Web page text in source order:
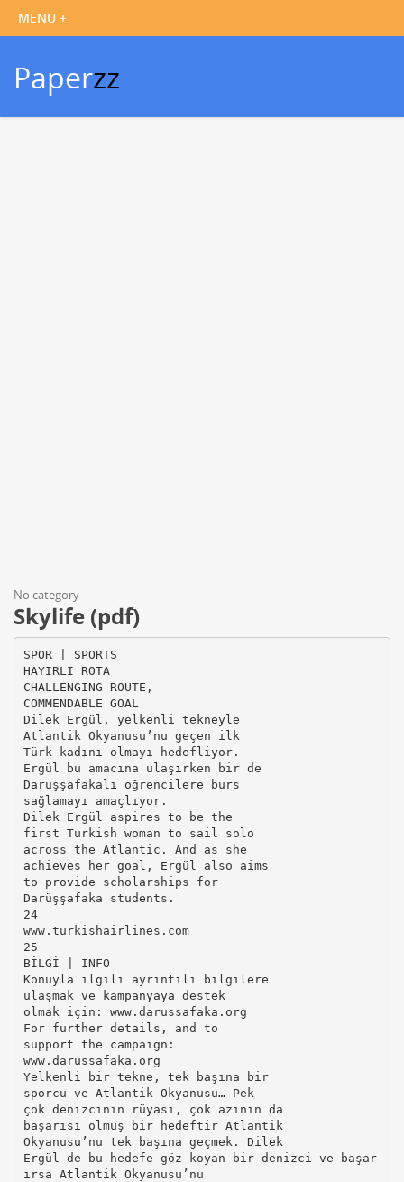
Paperzz
No category
Skylife (pdf)
SPOR | SPORTS
HAYIRLI ROTA
CHALLENGING ROUTE,
COMMENDABLE GOAL
Dilek Ergül, yelkenli tekneyle
Atlantik Okyanusu’nu geçen ilk
Türk kadını olmayı hedefliyor.
Ergül bu amacına ulaşırken bir de
Darüşşafakalı öğrencilere burs
sağlamayı amaçlıyor.
Dilek Ergül aspires to be the
first Turkish woman to sail solo
across the Atlantic. And as she
achieves her goal, Ergül also aims
to provide scholarships for
Darüşşafaka students.
24
www.turkishairlines.com
25
BİLGİ | INFO
Konuyla ilgili ayrıntılı bilgilere
ulaşmak ve kampanyaya destek
olmak için: www.darussafaka.org
For further details, and to
support the campaign:
www.darussafaka.org
Yelkenli bir tekne, tek başına bir
sporcu ve Atlantik Okyanusu… Pek
çok denizcinin rüyası, çok azının da
başarısı olmuş bir hedeftir Atlantik
Okyanusu’nu tek başına geçmek. Dilek
Ergül de bu hedefe göz koyan bir denizci ve başar
ırsa Atlantik Okyanusu’nu